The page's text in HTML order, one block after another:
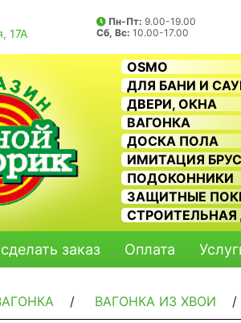
17А
Пн-Пт: 9.00-19.00
Сб, Вс: 10.00-17.00
OSMO
ДЛЯ БАНИ И
ДВЕРИ, ОКНА
ВАГОНКА
ДОСКА ПОЛА
ИМИТАЦИЯ
ПОДОКОННИКИ
ЗАЩИТНЫЕ
заказ Оплата
/ ВАГОНКА ИЗ ХВОИ /